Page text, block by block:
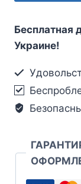
Бесплатная
Украине!